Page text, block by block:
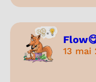
13 mai